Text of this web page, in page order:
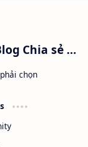
Nguyễn Minh Phương - Blog Chia sẻ Kiến thức Chứng khoán & Tài liệu Toán học
chọn